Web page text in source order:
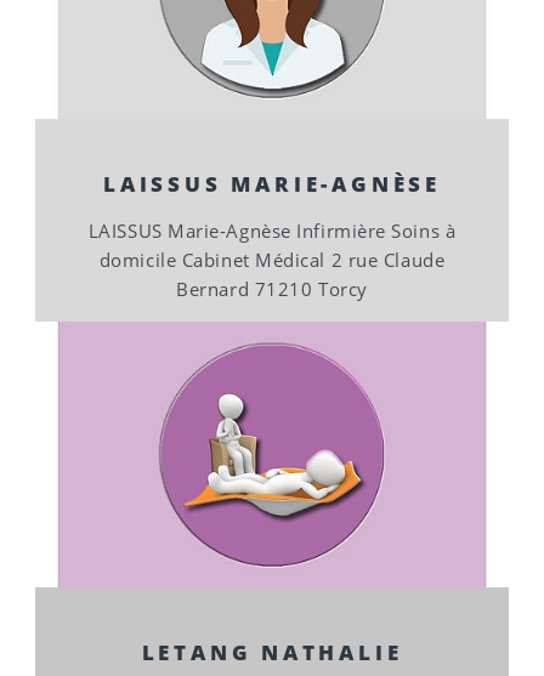
LAISSUS MARIE-AGNÈSE
LAISSUS Marie-Agnèse Infirmière Soins à
domicile Cabinet Médical 2 rue Claude
Bernard 71210 Torcy
LETANG NATHALIE